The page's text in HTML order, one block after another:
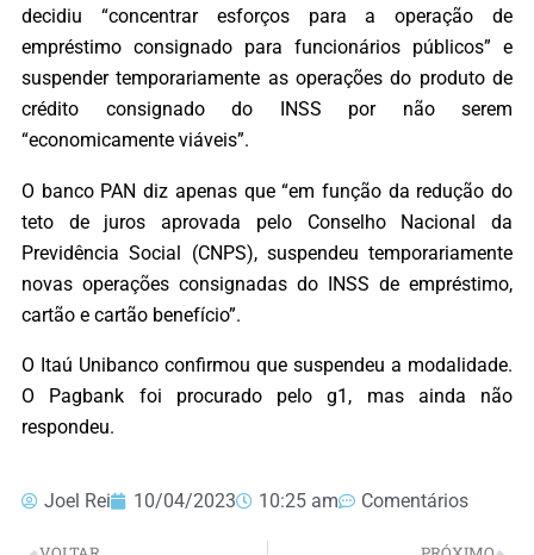
decidiu “concentrar esforços para a operação de
empréstimo consignado para funcionários públicos” e
suspender temporariamente as operações do produto de
crédito consignado do INSS por não serem
“economicamente viáveis”.
O banco PAN diz apenas que “em função da redução do
teto de juros aprovada pelo Conselho Nacional da
Previdência Social (CNPS), suspendeu temporariamente
novas operações consignadas do INSS de empréstimo,
cartão e cartão benefício”.
O Itaú Unibanco confirmou que suspendeu a modalidade.
O Pagbank foi procurado pelo g1, mas ainda não
respondeu.
Joel Rei 10/04/2023 10:25 am Comentários